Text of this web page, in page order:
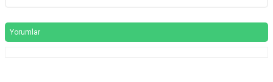
Yorumlar